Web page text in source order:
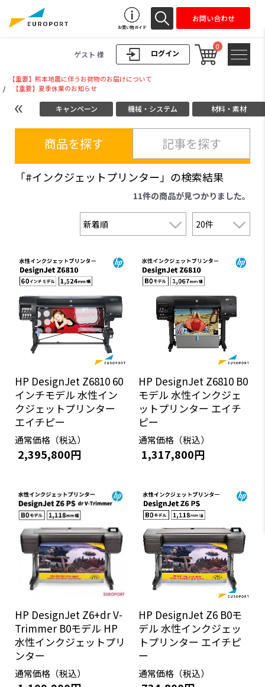
ログイン
ゲスト 様
0
お買い物ガイド
お問い合わせ
【重要】熊本地震に伴うお荷物のお届けについて
/
【重要】夏季休業のお知らせ
キャンペーン 機械・システム 材料・素材
商品を探す 記事を探す
「#インクジェットプリンター」の検索結果
11件の商品が見つかりました。
HP DesignJet Z6810 60
インチモデル 水性イン
クジェットプリンター
エイチピー
通常価格（税込）
2,395,800円
HP DesignJet Z6810 B0
モデル 水性インクジェ
ットプリンター エイチ
ピー
通常価格（税込）
1,317,800円
HP DesignJet Z6+dr V-
Trimmer B0モデル HP
水性インクジェットプリ
ンター
通常価格（税込）
HP DesignJet Z6 B0モ
デル 水性インクジェッ
トプリンター エイチピ
ー
通常価格（税込）